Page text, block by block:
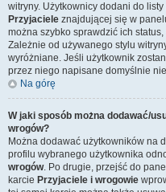
witryny. Użytkownicy dodani do
Przyjaciele znajdującej się w
można szybko sprawdzić ich
Zależnie od używanego stylu
wyróżniane. Jeśli użytkownik
przez niego napisane domyślnie
Na górę
W jaki sposób można dodawać/
wrogów?
Można dodawać użytkowników na
profilu wybranego użytkownika
wrogów. Po drugie, przejść do
karcie Przyjaciele i wrogowie